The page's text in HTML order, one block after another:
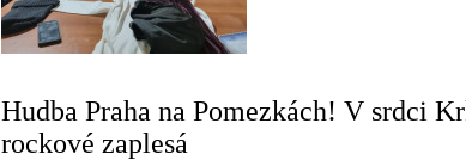
Hudba Praha na Pomezkách! V srdci
rockové zaplesá